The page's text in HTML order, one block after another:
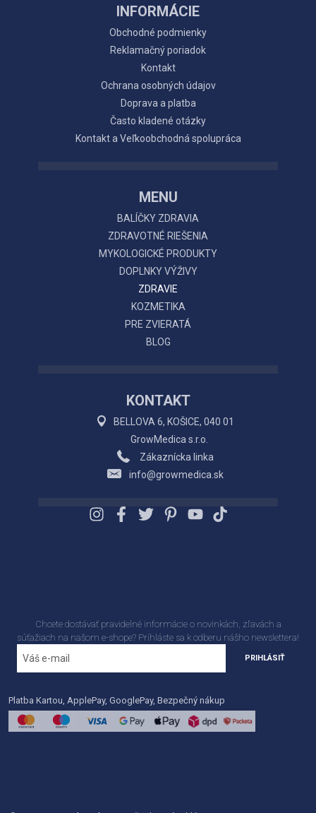
INFORMÁCIE
Obchodné podmienky
Reklamačný poriadok
Kontakt
Ochrana osobných údajov
Doprava a platba
Často kladené otázky
Kontakt a Veľkoobchodná spolupráca
MENU
BALÍČKY ZDRAVIA
ZDRAVOTNÉ RIEŠENIA
MYKOLOGICKÉ PRODUKTY
DOPLNKY VÝŽIVY
ZDRAVIE
KOZMETIKA
PRE ZVIERATÁ
BLOG
KONTAKT
BELLOVA 6, KOŠICE, 040 01
GrowMedica s.r.o.
Zákaznícka linka
info@growmedica.sk
Chcete dostávať pravidelné informácie o novinkách, zľavách a
súťažiach na našom e-shope? Príhláste sa k odberu nášho newslettera!
PRIHLÁSIŤ
Platba Kartou, ApplePay, GooglePay, Bezpečný nákup